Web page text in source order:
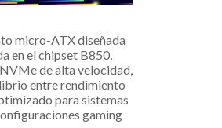
micro-ATX diseñada
en el chipset B850,
de alta velocidad,
entre rendimiento
para sistemas
gaming